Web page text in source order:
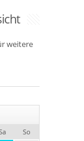
weitere
So